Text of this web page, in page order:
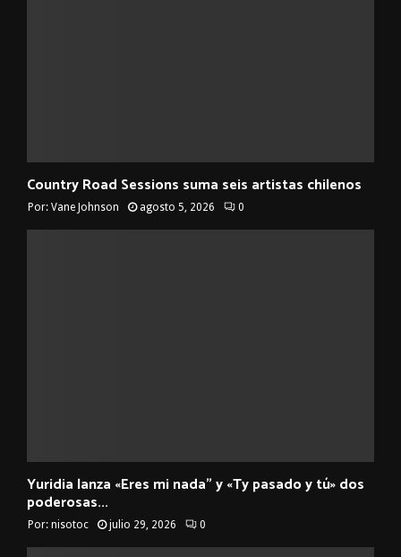
Country Road Sessions suma seis artistas chilenos
Por: Vane Johnson agosto 5, 2026 0
Yuridia lanza «Eres mi nada” y «Ty pasado y tú» dos
poderosas...
Por: nisotoc julio 29, 2026 0